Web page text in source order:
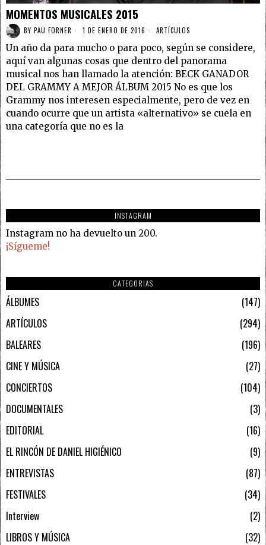
MOMENTOS MUSICALES 2015
BY PAU FORNER 1 DE ENERO DE 2016 ARTÍCULOS
Un año da para mucho o para poco, según se considere,
aquí van algunas cosas que dentro del panorama
musical nos han llamado la atención: BECK GANADOR
DEL GRAMMY A MEJOR ÁLBUM 2015 No es que los
Grammy nos interesen especialmente, pero de vez en
cuando ocurre que un artista «alternativo» se cuela en
una categoría que no es la
INSTAGRAM
Instagram no ha devuelto un 200.
¡Sígueme!
CATEGORIAS
ÁLBUMES
147
ARTÍCULOS
294
BALEARES
196
CINE Y MÚSICA
27
CONCIERTOS
104
DOCUMENTALES
3
EDITORIAL
16
EL RINCÓN DE DANIEL HIGIÉNICO
9
ENTREVISTAS
87
FESTIVALES
34
Interview
2
LIBROS Y MÚSICA
32